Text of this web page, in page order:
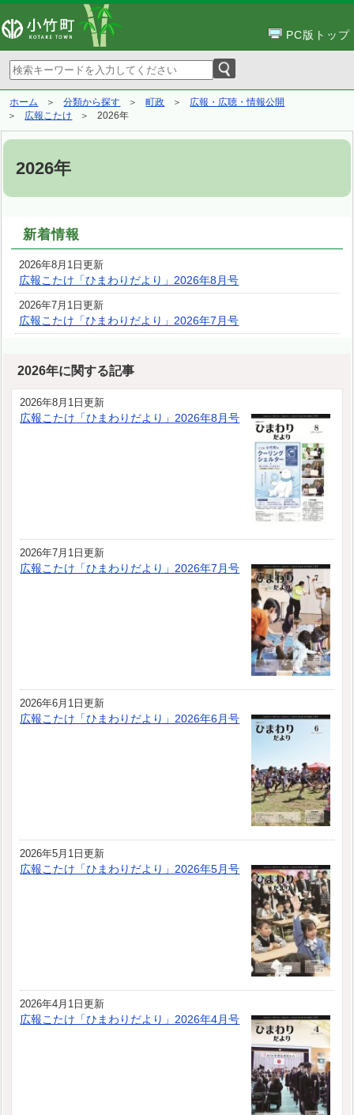
PC版トップ
ホーム 分類から探す 町政
広報・広聴・情報公開
広報こたけ
2026年
2026年
新着情報
2026年8月1日更新
広報こたけ「ひまわりだより」2026年8月号
2026年7月1日更新
広報こたけ「ひまわりだより」2026年7月号
2026年に関する記事
2026年8月1日更新
広報こたけ「ひまわりだより」2026年8月号
2026年7月1日更新
広報こたけ「ひまわりだより」2026年7月号
2026年6月1日更新
広報こたけ「ひまわりだより」2026年6月号
2026年5月1日更新
広報こたけ「ひまわりだより」2026年5月号
2026年4月1日更新
広報こたけ「ひまわりだより」2026年4月号